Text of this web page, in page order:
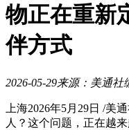
物正在重新
伴方式
2026-05-29来源：美通社
上海2026年5月29日 /美
人？这个问题，正在越